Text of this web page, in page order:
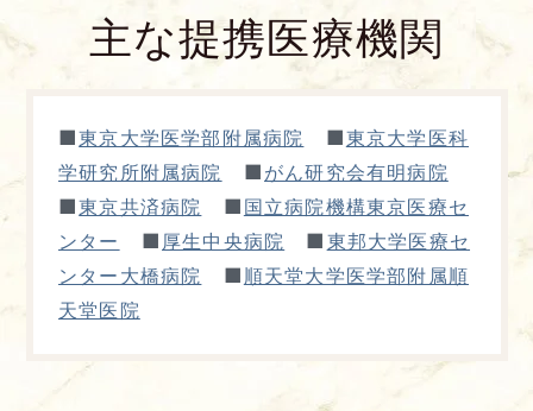
主な提携医療機関
■東京大学医学部附属病院 ■東京大学医科
学研究所附属病院
■ がん研究会有明病院
■東京共済病院 ■ 国立病院機構東京医療セ
ンター
■ 厚生中央病院 ■ 東邦大学医療セ
ンター大橋病院
■ 順天堂大学医学部附属順
天堂医院